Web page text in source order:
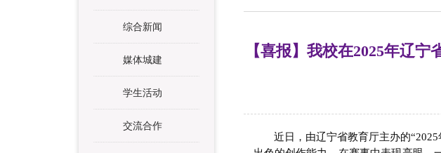
综合新闻
媒体城建
学生活动
交流合作
【喜报】我校在2025年辽
近日，由辽宁省教育厅主办的